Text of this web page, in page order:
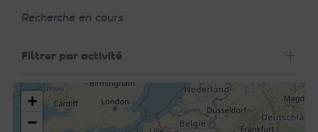
Recherche en cours
Filtrer par activité
+
−